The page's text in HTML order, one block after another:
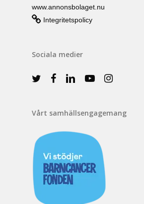
www.annonsbolaget.nu
Integritetspolicy
Sociala medier
Vårt samhällsengagemang